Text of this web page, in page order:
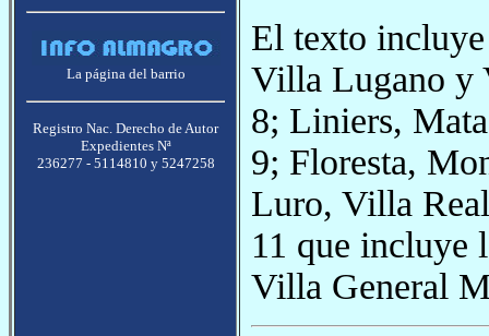
La página del barrio
Registro Nac. Derecho de Autor
Expedientes Nª
236277 - 5114810 y 5247258
El texto
Villa Lugano y
8; Liniers,
9; Floresta,
Luro, Villa
11 que incluye
Villa General